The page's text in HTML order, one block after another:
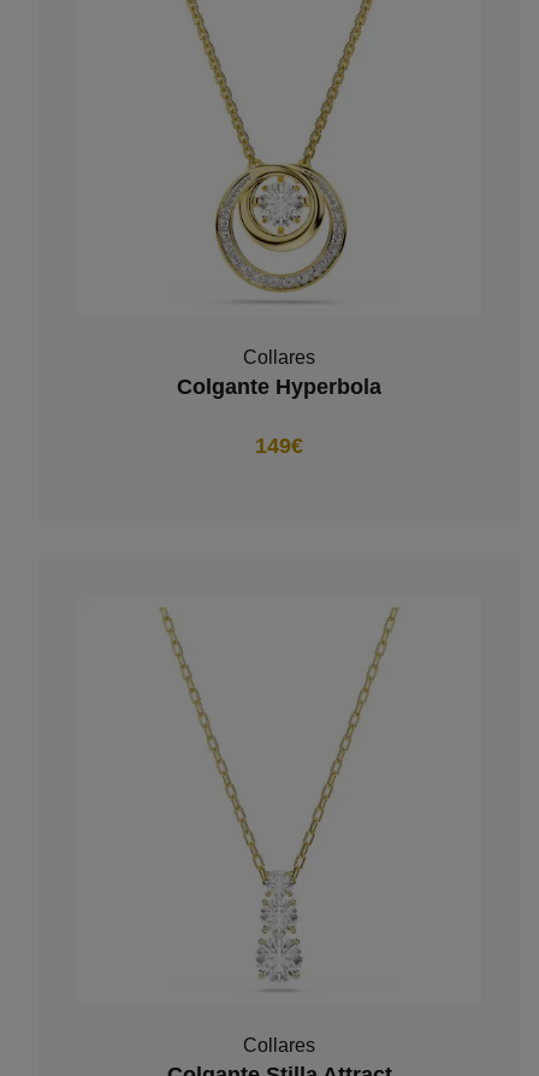
Collares
Colgante Hyperbola
149€
Collares